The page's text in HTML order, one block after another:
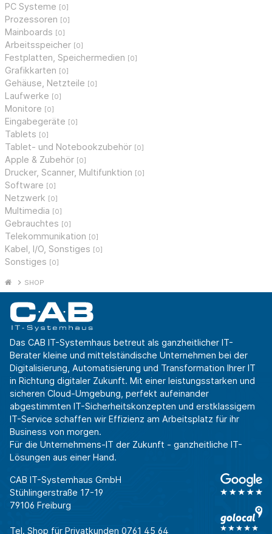
PC Systeme [0]
Prozessoren [0]
Mainboards [0]
Arbeitsspeicher [0]
Festplatten, Speichermedien [0]
Grafikkarten [0]
Gehäuse, Netzteile [0]
Laufwerke [0]
Monitore [0]
Eingabegeräte [0]
Tablets [0]
Tablet- und Notebookzubehör [0]
Apple & Zubehör [0]
Drucker, Scanner, Multifunktion [0]
Software [0]
Netzwerk [0]
Multimedia [0]
Gebrauchtes [0]
Telekommunikation [0]
Kabel, I/O, Sonstiges [0]
Sonstiges [0]
SHOP
Das CAB IT-Systemhaus betreut als ganzheitlicher IT-
Berater kleine und mittelständische Unternehmen bei der
Digitalisierung, Automatisierung und Transformation Ihrer IT
in Richtung digitaler Zukunft. Mit einer leistungsstarken und
sicheren Cloud-Umgebung, perfekt aufeinander
abgestimmten IT-Sicherheitskonzepten und erstklassigem
IT-Service schaffen wir Effizienz am Arbeitsplatz für ihr
Business von morgen.
Für die Unternehmens-IT der Zukunft - ganzheitliche IT-
Lösungen aus einer Hand.
CAB IT-Systemhaus GmbH
Stühlingerstraße 17-19
79106 Freiburg
Tel. Shop für Privatkunden 0761 45 64